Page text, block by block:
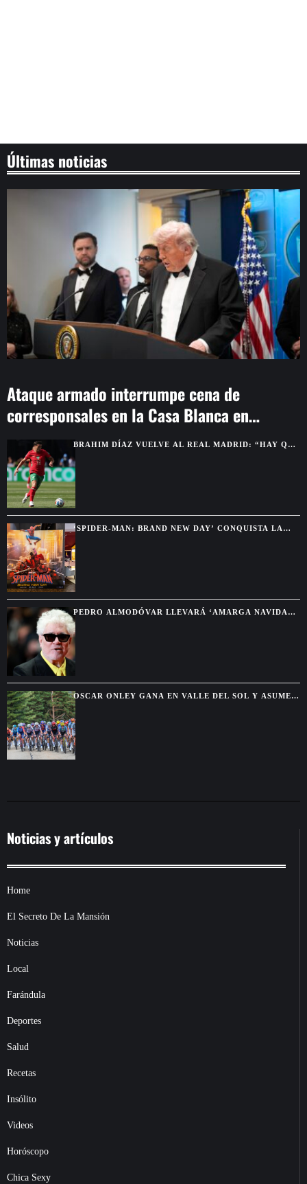
Últimas noticias
Ataque armado interrumpe cena de
corresponsales en la Casa Blanca en
WashingtonBRAHIM DÍAZ VUELVE AL REAL MADRID: “HAY QUE
‘SPIDER-MAN: BRAND NEW DAY’ CONQUISTA LA
PEDRO ALMODÓVAR LLEVARÁ ‘AMARGA NAVIDAD’
AL FESTIVAL DE CINE DE NUEVA YORK
OSCAR ONLEY GANA EN VALLE DEL SOL Y ASUME
EL LIDERATO DE LA VUELTA A BURGOS
Noticias y artículos
Home
El Secreto De La Mansión
Noticias
Local
Farándula
Deportes
Salud
Recetas
Insólito
Videos
Horóscopo
Chica Sexy